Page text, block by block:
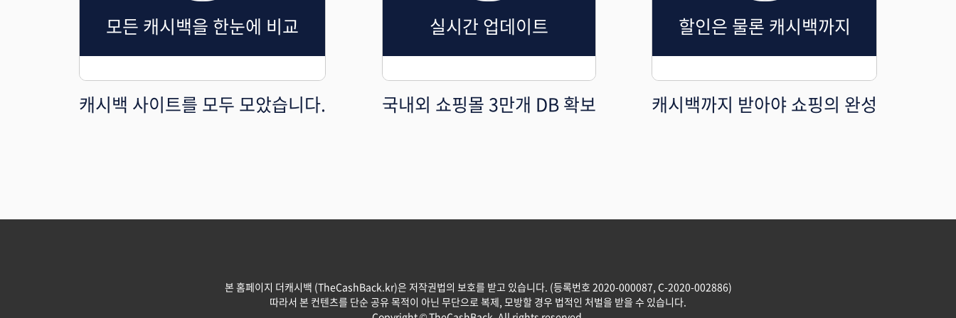
모든 캐시백을 한눈에 비교
캐시백 사이트를 모두 모았습니다.
실시간 업데이트
국내외 쇼핑몰 3만개 DB 확보
할인은 물론 캐시백까지
캐시백까지 받아야 쇼핑의 완성
본 홈페이지 더캐시백 (TheCashBack.kr)은 저작권법의 보호를 받고 있습니다. (등록번호 2020-000087, C-2020-002886)
따라서 본 컨텐츠를 단순 공유 목적이 아닌 무단으로 복제, 모방할 경우 법적인 처벌을 받을 수 있습니다.